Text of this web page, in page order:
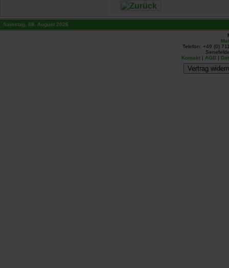
Samstag, 08. August 2026
Telefon: +49 (0)
Kontakt | AGB |
Vertrag